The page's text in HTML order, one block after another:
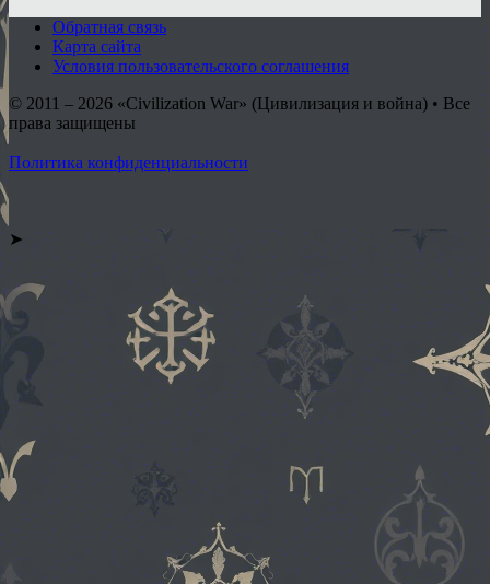
Обратная связь
Карта сайта
Условия пользовательского соглашения
© 2011 – 2026 «Civilization War» (Цивилизация и война) • Все
права защищены
Политика конфиденциальности
➤